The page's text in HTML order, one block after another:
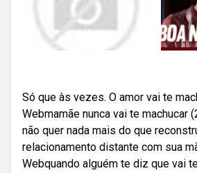
Só que às vezes. O amor vai te
Webmamãe nunca vai te machucar
não quer nada mais do que
relacionamento distante com sua
Webquando alguém te diz que vai